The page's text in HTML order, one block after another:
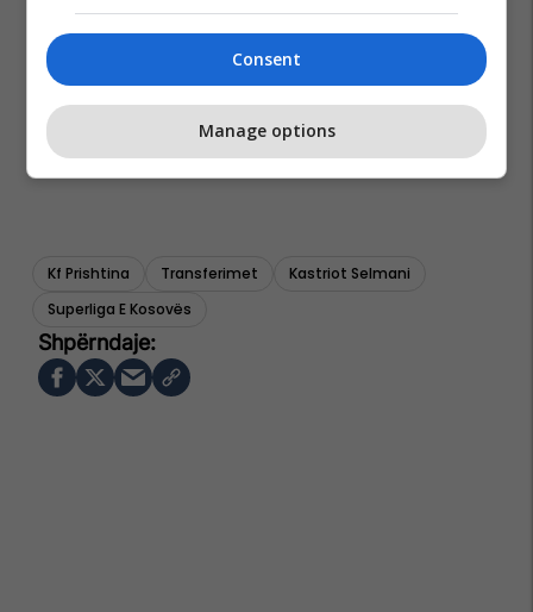
Kf Prishtina Transferimet
Kastriot Selmani
Superliga E Kosovës
Consent
Manage options